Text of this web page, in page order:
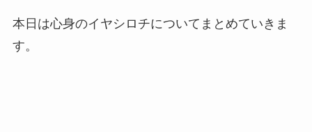
本日は心身のイヤシロチについてまとめていきま
す。